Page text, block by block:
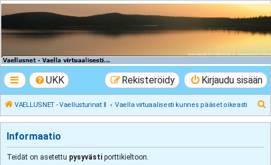
VAELLUSNET -
Vaellusturinat II
UKK Kirjaudu sisään
Rekisteröidy
VAELLUSNET - Vaellusturinat II Vaella virtuaalisesti kunnes pääset oikeasti
Informaatio
Teidät on asetettu pysyvästi porttikieltoon.